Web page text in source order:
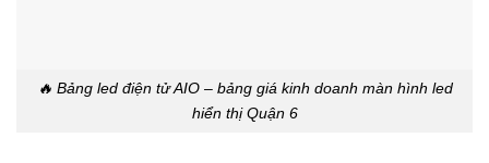
🔥 Bảng led điện tử AIO – bảng giá kinh doanh màn hình led
hiển thị Quận 6